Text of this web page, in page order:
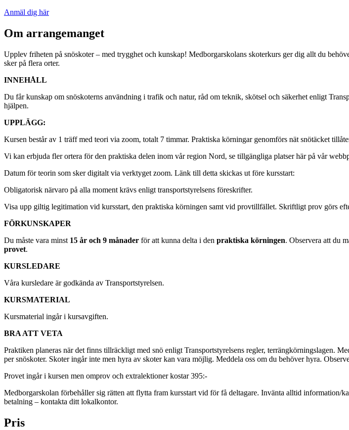
Anmäl dig här
Om arrangemanget
Upplev friheten på snöskoter – med trygghet och kunskap! Medborgarskolans skoterkurs ger dig allt du
sker på flera orter.
INNEHÅLL
Du får kunskap om snöskoterns användning i trafik och natur, råd om teknik, skötsel och säkerhet enligt
hjälpen.
UPPLÄGG:
Kursen består av 1 träff med teori via zoom, totalt 7 timmar. Praktiska körningar genomförs nät snötäcket
Vi kan erbjuda fler ortera för den praktiska delen inom vår region Nord, se tillgängliga platser här på vår
Datum för teorin som sker digitalt via verktyget zoom. Länk till detta skickas ut före kursstart:
Obligatorisk närvaro på alla moment krävs enligt transportstyrelsens föreskrifter.
Visa upp giltig legitimation vid kursstart, den praktiska körningen samt vid provtillfället. Skriftligt prov görs
FÖRKUNSKAPER
Du måste vara minst 15 år och 9 månader för att kunna delta i den praktiska körningen. Observera att du
provet.
KURSLEDARE
Våra kursledare är godkända av Transportstyrelsen.
KURSMATERIAL
Kursmaterial ingår i kursavgiften.
BRA ATT VETA
Praktiken planeras när det finns tillräckligt med snö enligt Transportstyrelsens regler, terrängkörningslagen.
per snöskoter. Skoter ingår inte men hyra av skoter kan vara möjlig. Meddela oss om du behöver hyra.
Provet ingår i kursen men omprov och extralektioner kostar 395:-
Medborgarskolan förbehåller sig rätten att flytta fram kursstart vid för få deltagare. Invänta alltid
betalning – kontakta ditt lokalkontor.
Pris